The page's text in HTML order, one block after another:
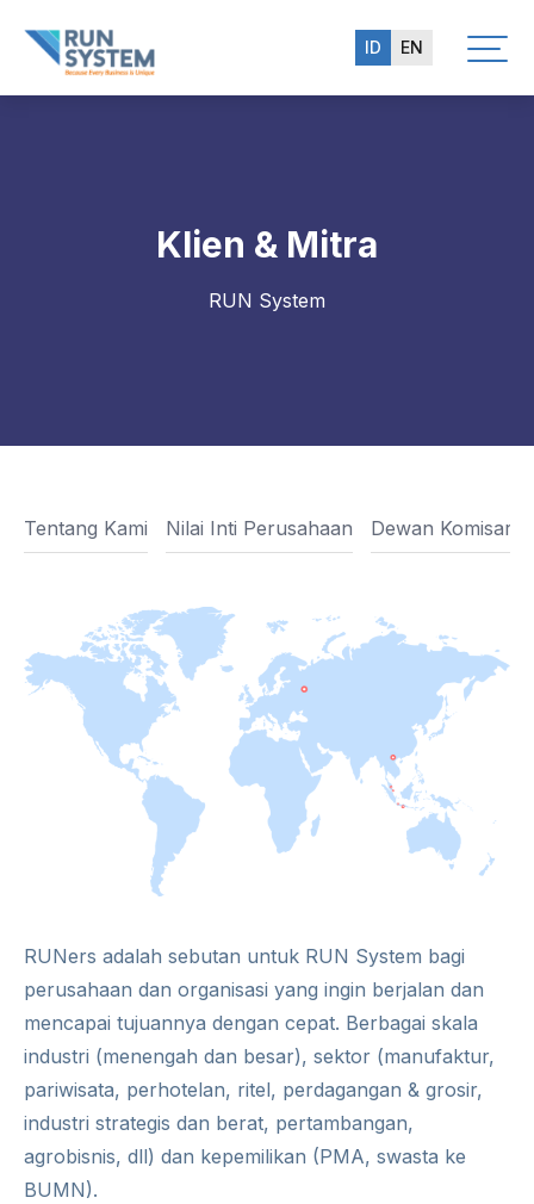
ID EN
Klien & Mitra
RUN System
Tentang Kami Nilai Inti Perusahaan Dewan Komisaris
RUNers adalah sebutan untuk RUN System bagi
perusahaan dan organisasi yang ingin berjalan dan
mencapai tujuannya dengan cepat. Berbagai skala
industri (menengah dan besar), sektor (manufaktur,
pariwisata, perhotelan, ritel, perdagangan & grosir,
industri strategis dan berat, pertambangan,
agrobisnis, dll) dan kepemilikan (PMA, swasta ke
BUMN).